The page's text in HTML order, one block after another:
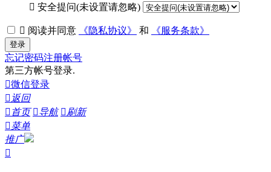
 安全提问(未设置请忽略)
 阅读并同意 《隐私协议》 和 《服务条款》
登录
忘记密码注册帐号
第三方帐号登录.
微信登录
 返回
 首页 导航 刷新
菜单
推广
